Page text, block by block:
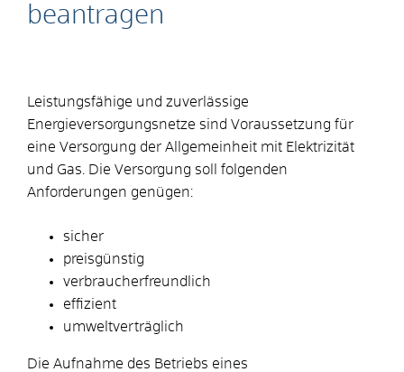
beantragen
Leistungsfähige und zuverlässige
Energieversorgungsnetze sind Voraussetzung für
eine Versorgung der Allgemeinheit mit Elektrizität
und Gas. Die Versorgung soll folgenden
Anforderungen genügen:
sicher
preisgünstig
verbraucherfreundlich
effizient
umweltverträglich
Die Aufnahme des Betriebs eines